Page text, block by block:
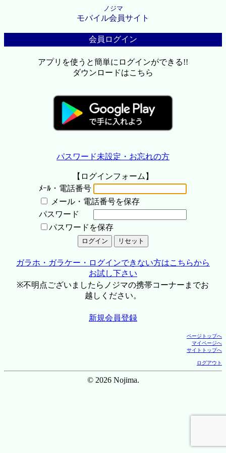
ノジマ
モバイル会員サイト
会員ログイン
アプリを使うと簡単にログインができる!!
ダウンロードはこちら
パスワード未設定・お忘れの方
【ログインフォーム】
ﾒｰﾙ・電話番号
メール・電話番号を保存
パスワード
パスワードを保存
ガラホ・ガラケー・ログインできない方はこちらから
お試し下さい
※不明点ございましたらノジマの携帯コーナーまでお
越しください。
新規会員登録
ページトップへ
マイページへ
サイトトップへ
ログアウト
© 2026 Nojima.